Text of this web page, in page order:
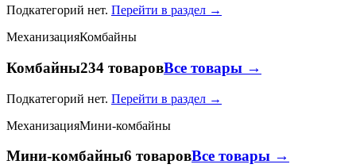
Подкатегорий нет. Перейти в раздел →
МеханизацияКомбайны
Комбайны234 товаровВсе товары →
Подкатегорий нет. Перейти в раздел →
МеханизацияМини-комбайны
Мини-комбайны6 товаровВсе товары →